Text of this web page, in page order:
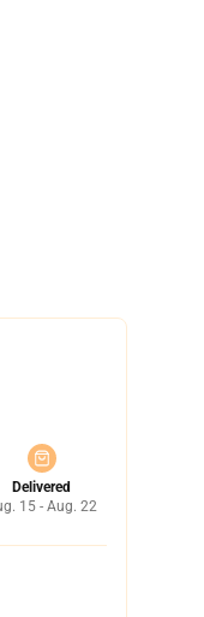
Delivered
15 - Aug. 22